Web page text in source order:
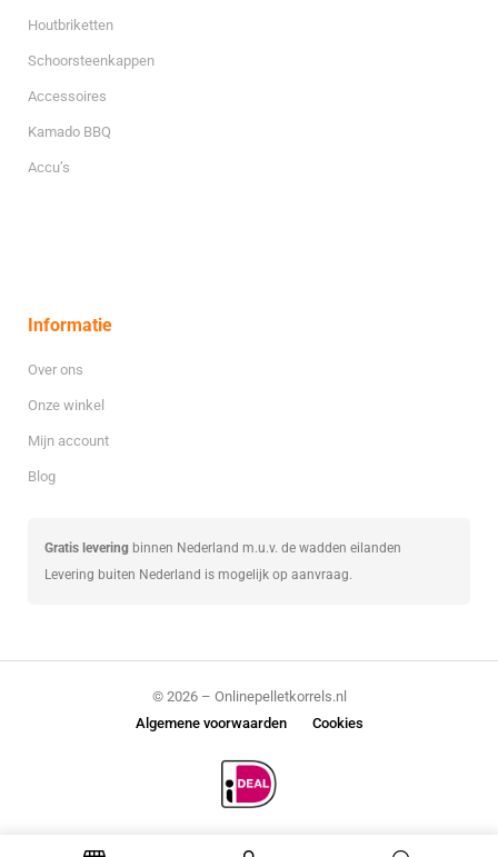
Houtbriketten
Schoorsteenkappen
Accessoires
Kamado BBQ
Accu’s
Informatie
Over ons
Onze winkel
Mijn account
Blog
Gratis levering binnen Nederland m.u.v. de wadden eilanden
Levering buiten Nederland is mogelijk op aanvraag.
© 2026 – Onlinepelletkorrels.nl
Algemene voorwaarden
Cookies